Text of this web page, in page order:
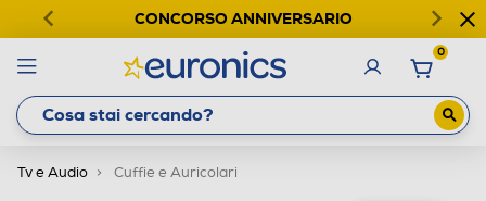
CONCORSO ANNIVERSARIO
0
Tv e Audio Cuffie e Auricolari